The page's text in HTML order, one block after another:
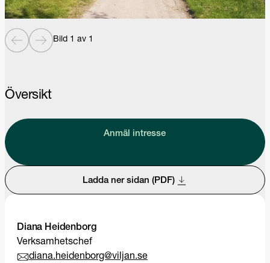
Bild 1 av 1
Översikt
Anmäl intresse
Ladda ner sidan (PDF)
Diana Heidenborg
Verksamhetschef
diana.heidenborg@viljan.se